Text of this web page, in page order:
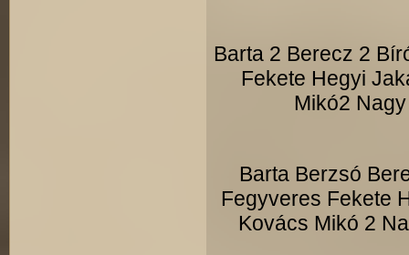
Barta 2 Berecz 2
Fekete Hegyi
Mikó2
Barta Berzsó
Fegyveres Fekete
Kovács Mikó 2